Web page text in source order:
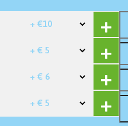
+ €10
+ € 5
+ € 6
+ € 5